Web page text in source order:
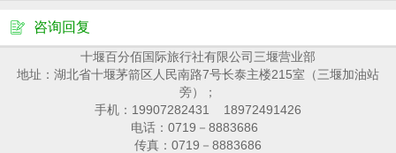
咨询回复
十堰百分佰国际旅行社有限公司三堰营业部
地址：湖北省十堰茅箭区人民南路7号长泰主楼215室（三堰加油站
旁）；
手机：19907282431 18972491426
电话：0719－8883686
传真：0719－8883686